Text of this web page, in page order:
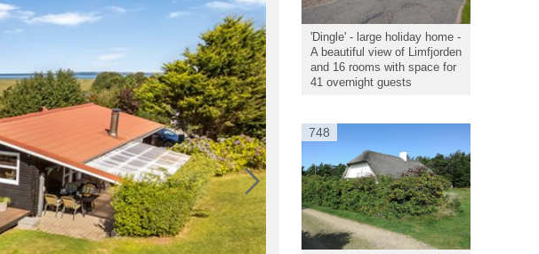
'Dingle' - large holiday home -
A beautiful view of Limfjorden
and 16 rooms with space for
41 overnight guests
748